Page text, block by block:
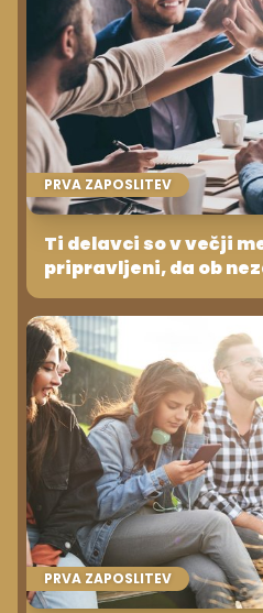
PRVA ZAPOSLITEV
Ti delavci so v večji
pripravljeni, da ob
podajo odpoved
PRVA ZAPOSLITEV